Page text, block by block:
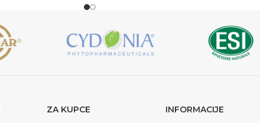
ZA KUPCE
INFORMACIJE